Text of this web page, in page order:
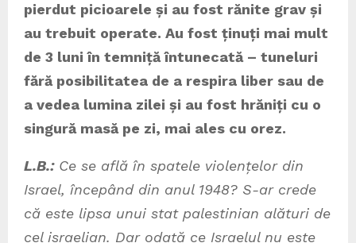
pierdut picioarele și au fost rănite grav și
au trebuit operate. Au fost ținuți mai mult
de 3 luni în temniță întunecată – tuneluri
fără posibilitatea de a respira liber sau de
a vedea lumina zilei și au fost hrăniți cu o
singură masă pe zi, mai ales cu orez.
L.B.:Ce se află în spatele violențelor din
Israel, începând din anul 1948? S-ar crede
că este lipsa unui stat palestinian alături de
cel israelian. Dar odată ce Israelul nu este